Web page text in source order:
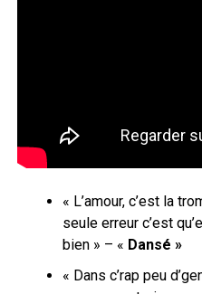
« L’amour, c’est la
seule erreur c’est
bien » – « Dansé »
« Dans c’rap peu